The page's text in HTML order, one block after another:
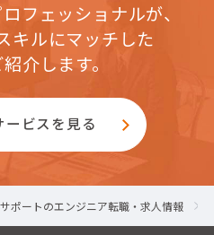
フェッショナルが、
キルにマッチした
介します。
ービスを見る
ポートのエンジニア転職・求人情報